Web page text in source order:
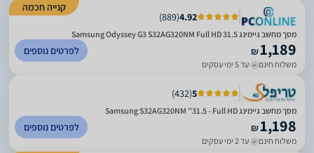
קנייה חכמה
4.92
(
889
)
מסך מחשב גיימינג 31.5 Samsung Odyssey G3 S32AG320NM Full HD
₪1,189
משלוח חינם עד 5 ימי עסקים
לפרטים נוספים
5
(
432
)
מסך מחשב גיימינג Samsung S32AG320NM ''31.5 - Full HD
₪1,198
משלוח חינם עד 2 ימי עסקים
לפרטים נוספים